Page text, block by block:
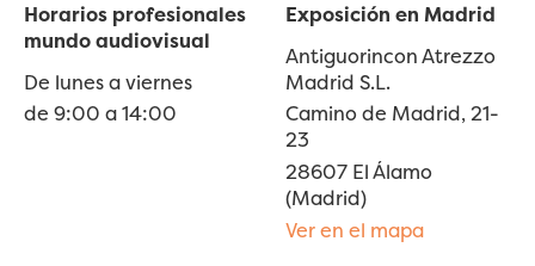
Horarios profesionales
mundo audiovisual
De lunes a viernes
de 9:00 a 14:00
Exposición en Madrid
Antiguorincon Atrezzo
Madrid S.L.
Camino de Madrid, 21-
23
28607 El Álamo
(Madrid)
Ver en el mapa